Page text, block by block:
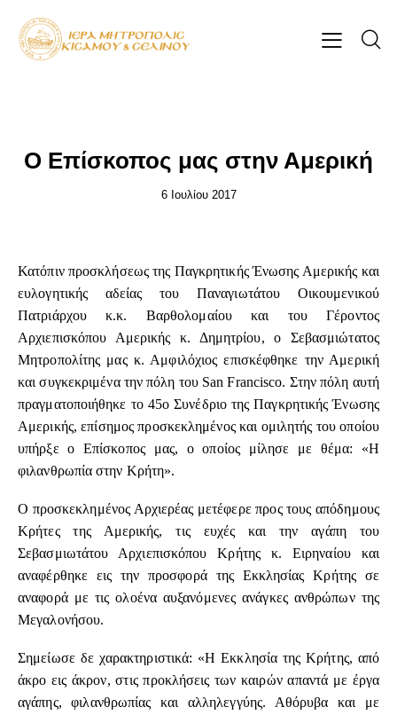
Ο Επίσκοπος μας στην Αμερική
6 Ιουλίου 2017
Κατόπιν προσκλήσεως της Παγκρητικής Ένωσης Αμερικής και
ευλογητικής αδείας του Παναγιωτάτου Οικουμενικού
Πατριάρχου κ.κ. Βαρθολομαίου και του Γέροντος
Αρχιεπισκόπου Αμερικής κ. Δημητρίου, ο Σεβασμιώτατος
Μητροπολίτης μας κ. Αμφιλόχιος επισκέφθηκε την Αμερική
και συγκεκριμένα την πόλη του San Francisco. Στην πόλη αυτή
πραγματοποιήθηκε το 45ο Συνέδριο της Παγκρητικής Ένωσης
Αμερικής, επίσημος προσκεκλημένος και ομιλητής του οποίου
υπήρξε ο Επίσκοπος μας, ο οποίος μίλησε με θέμα: «Η
φιλανθρωπία στην Κρήτη».
Ο προσκεκλημένος Αρχιερέας μετέφερε προς τους απόδημους
Κρήτες της Αμερικής, τις ευχές και την αγάπη του
Σεβασμιωτάτου Αρχιεπισκόπου Κρήτης κ. Ειρηναίου και
αναφέρθηκε εις την προσφορά της Εκκλησίας Κρήτης σε
αναφορά με τις ολοένα αυξανόμενες ανάγκες ανθρώπων της
Μεγαλονήσου.
Σημείωσε δε χαρακτηριστικά: «Η Εκκλησία της Κρήτης, από
άκρο εις άκρον, στις προκλήσεις των καιρών απαντά με έργα
αγάπης, φιλανθρωπίας και αλληλεγγύης. Αθόρυβα και με